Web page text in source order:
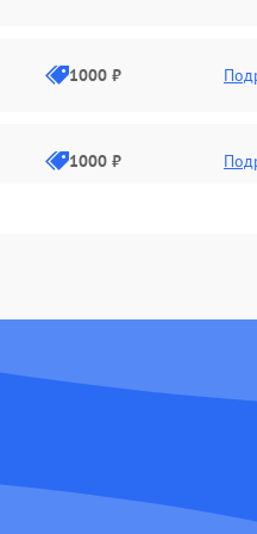
1000 ₽
1000 ₽
1000 ₽